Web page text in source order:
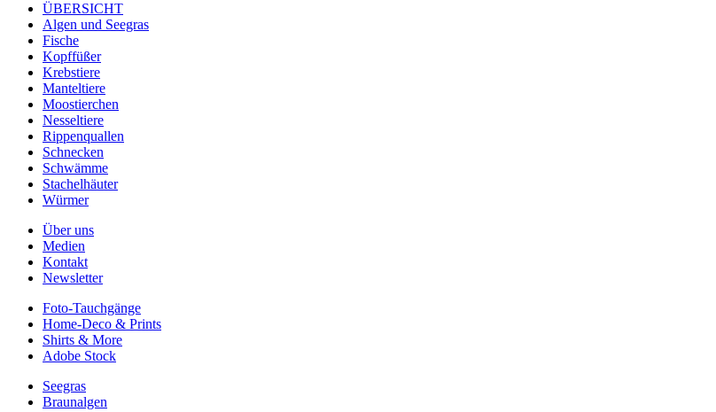
ÜBERSICHT
Algen und Seegras
Fische
Kopffüßer
Krebstiere
Manteltiere
Moostierchen
Nesseltiere
Rippenquallen
Schnecken
Schwämme
Stachelhäuter
Würmer
Über uns
Medien
Kontakt
Newsletter
Foto-Tauchgänge
Home-Deco & Prints
Shirts & More
Adobe Stock
Seegras
Braunalgen